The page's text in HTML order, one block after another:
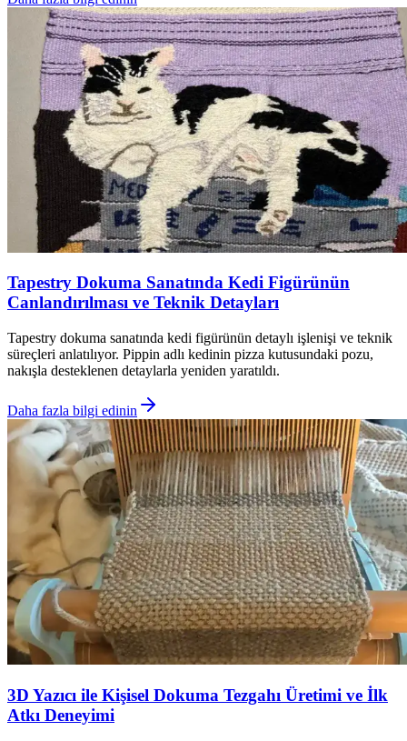
Tapestry Dokuma Sanatında Kedi Figürünün
Canlandırılması ve Teknik Detayları
Tapestry dokuma sanatında kedi figürünün detaylı işlenişi ve teknik
süreçleri anlatılıyor. Pippin adlı kedinin pizza kutusundaki pozu,
nakışla desteklenen detaylarla yeniden yaratıldı.
Daha fazla bilgi edinin
3D Yazıcı ile Kişisel Dokuma Tezgahı Üretimi ve İlk
Atkı Deneyimi